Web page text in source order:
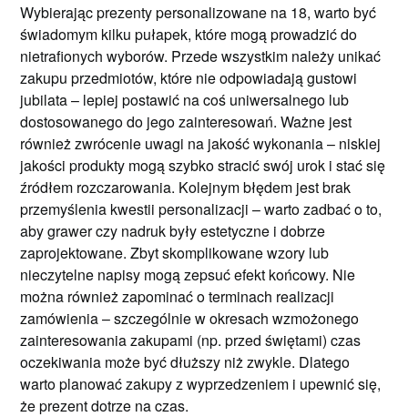
Wybierając prezenty personalizowane na 18, warto być
świadomym kilku pułapek, które mogą prowadzić do
nietrafionych wyborów. Przede wszystkim należy unikać
zakupu przedmiotów, które nie odpowiadają gustowi
jubilata – lepiej postawić na coś uniwersalnego lub
dostosowanego do jego zainteresowań. Ważne jest
również zwrócenie uwagi na jakość wykonania – niskiej
jakości produkty mogą szybko stracić swój urok i stać się
źródłem rozczarowania. Kolejnym błędem jest brak
przemyślenia kwestii personalizacji – warto zadbać o to,
aby grawer czy nadruk były estetyczne i dobrze
zaprojektowane. Zbyt skomplikowane wzory lub
nieczytelne napisy mogą zepsuć efekt końcowy. Nie
można również zapominać o terminach realizacji
zamówienia – szczególnie w okresach wzmożonego
zainteresowania zakupami (np. przed świętami) czas
oczekiwania może być dłuższy niż zwykle. Dlatego
warto planować zakupy z wyprzedzeniem i upewnić się,
że prezent dotrze na czas.